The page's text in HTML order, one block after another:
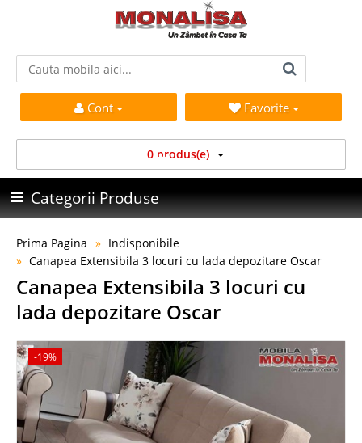
Cont Favorite
0 produs(e)
Categorii Produse
Prima Pagina
Indisponibile
Canapea Extensibila 3 locuri cu lada depozitare Oscar
Canapea Extensibila 3 locuri cu
lada depozitare Oscar
-19%